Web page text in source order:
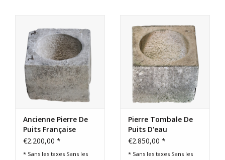
Ancienne Pierre De
Puits Française
€2.200,00 *
* Sans les taxes Sans les
Pierre Tombale De
Puits D'eau
€2.850,00 *
* Sans les taxes Sans les